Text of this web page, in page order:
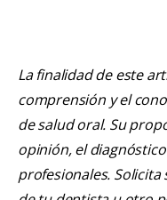
La finalidad de este
comprensión y el
de salud oral. Su
opinión, el
profesionales.